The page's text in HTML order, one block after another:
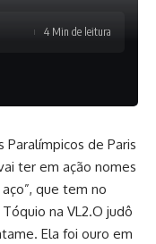
4 Min de leitura
de Paris
ter em ação nomes
que tem no
na VL2.O judô
Ela foi ouro em